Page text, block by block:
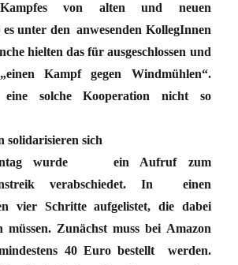
Kampfes von alten und neuen
unter den anwesenden KollegInnen
hielten das für ausgeschlossen und
Kampf gegen Windmühlen“.
eine solche Kooperation nicht so
solidarisieren sich
wurde ein Aufruf zum
verabschiedet. In einen
vier Schritte aufgelistet, die dabei
müssen. Zunächst muss bei Amazon
40 Euro bestellt werden.